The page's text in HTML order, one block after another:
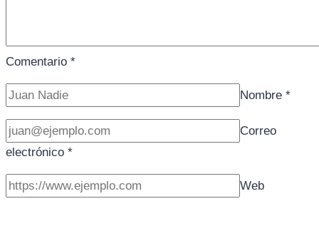
Comentario *
Nombre *
Correo
electrónico *
Web